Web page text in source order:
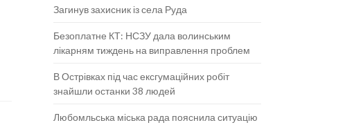
Загинув захисник із села Руда
Безоплатне КТ: НСЗУ дала волинським
лікарням тиждень на виправлення проблем
В Острівках під час ексгумаційних робіт
знайшли останки 38 людей
Любомльська міська рада пояснила ситуацію